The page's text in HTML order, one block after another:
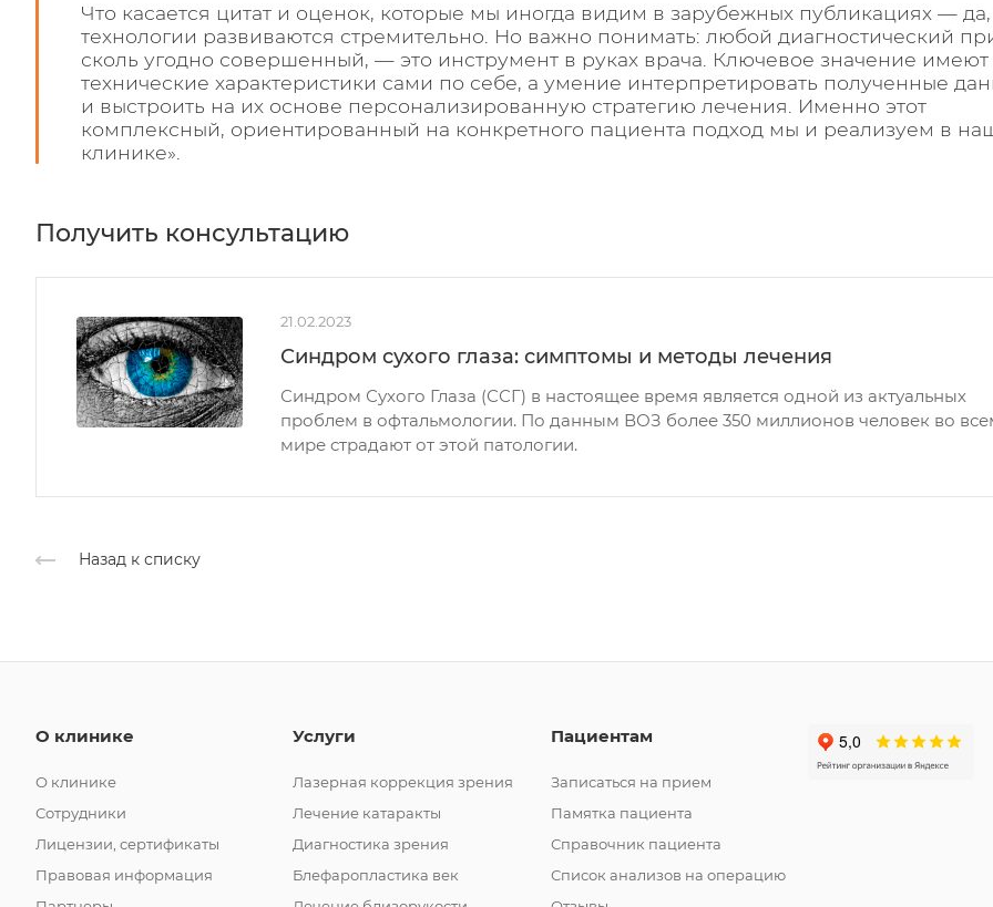
Что касается цитат и оценок, которые мы иногда видим в зарубежных публикациях — да,
технологии развиваются стремительно. Но важно понимать: любой диагностический
сколь угодно совершенный, — это инструмент в руках врача. Ключевое значение имеют
технические характеристики сами по себе, а умение интерпретировать полученные
и выстроить на их основе персонализированную стратегию лечения. Именно этот
комплексный, ориентированный на конкретного пациента подход мы и реализуем в
клинике».
Получить консультацию
21.02.2023
Синдром сухого глаза: симптомы и методы лечения
Синдром Сухого Глаза (ССГ) в настоящее время является одной из актуальных
проблем в офтальмологии. По данным ВОЗ более 350 миллионов человек во
мире страдают от этой патологии.
Назад к списку
О клинике
О клинике
Сотрудники
Лицензии, сертификаты
Правовая информация
Услуги
Лазерная коррекция зрения
Лечение катаракты
Диагностика зрения
Блефаропластика век
Пациентам
Записаться на прием
Памятка пациента
Справочник пациента
Список анализов на операцию